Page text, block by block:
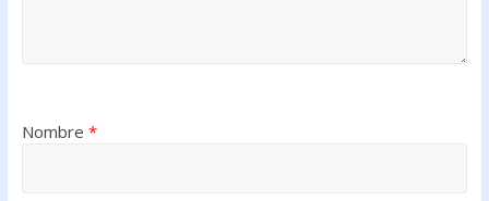
Nombre *